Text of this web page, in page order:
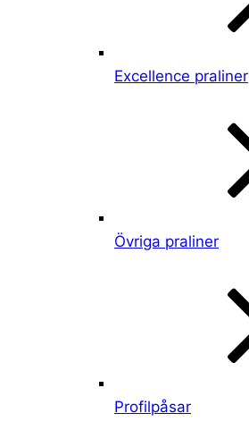
Excellence praliner
Övriga praliner
Profilpåsar